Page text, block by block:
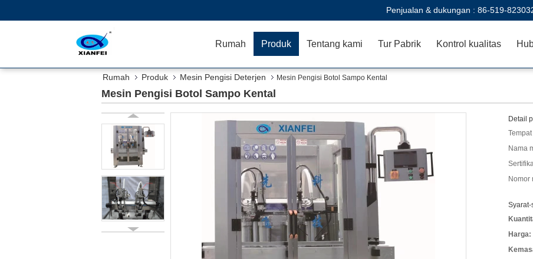
Penjualan & dukungan : 86-519-
Rumah Produk Tentang kami Tur Pabrik Kontrol kualitas
Rumah Produk Mesin Pengisi Deterjen Mesin Pengisi Botol Sampo Kental
Mesin Pengisi Botol Sampo Kental
Detail
Nama
Nomor
Harga: